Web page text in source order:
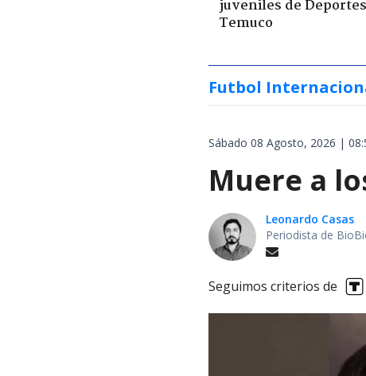
juveniles de Deportes
Temuco
Futbol
Sábado 08 Agosto, 2026 |
Muere a
Leonardo Casas
Periodista de
Seguimos criterios de